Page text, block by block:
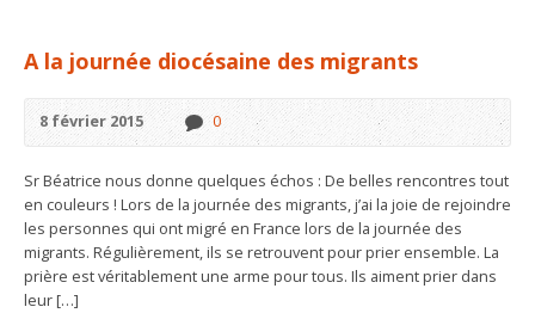
A la journée diocésaine des migrants
8 février 2015 0
Sr Béatrice nous donne quelques échos : De belles rencontres tout
en couleurs ! Lors de la journée des migrants, j’ai la joie de rejoindre
les personnes qui ont migré en France lors de la journée des
migrants. Régulièrement, ils se retrouvent pour prier ensemble. La
prière est véritablement une arme pour tous. Ils aiment prier dans
leur […]